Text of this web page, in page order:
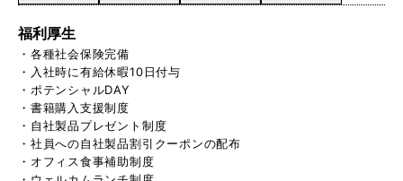
福利厚生
・各種社会保険完備
・入社時に有給休暇10日付与
・ポテンシャルDAY
・書籍購入支援制度
・自社製品プレゼント制度
・社員への自社製品割引クーポンの配布
・オフィス食事補助制度